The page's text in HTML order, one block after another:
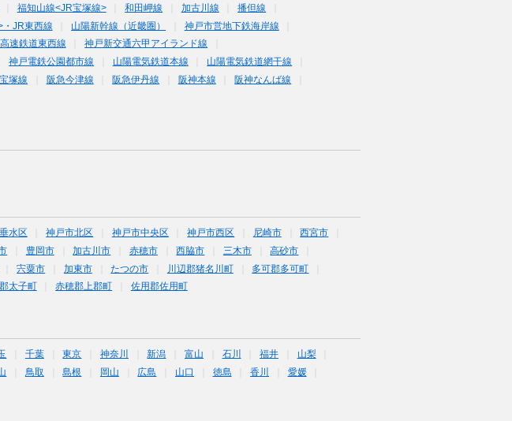
福知山線<JR宝塚線> 和田岬線 加古川線
播但線
・JR東西線 山陽新幹線（近畿圏）
神戸市営地下鉄海岸線
速鉄道東西線
神戸新交通六甲アイランド線
神戸電鉄公園都市線 山陽電気鉄道本線
山陽電気鉄道網干線
塚線 阪急今津線 阪急伊丹線 阪神本線
阪神なんば線
水区 神戸市北区 神戸市中央区 神戸市西区 尼崎市
西宮市
豊岡市 加古川市 赤穂市 西脇市 三木市
高砂市
宍粟市 加東市 たつの市 川辺郡猪名川町
多可郡多可町
太子町 赤穂郡上郡町 佐用郡佐用町
千葉 東京 神奈川 新潟 富山 石川 福井
山梨
鳥取 島根 岡山 広島 山口 徳島 香川
愛媛